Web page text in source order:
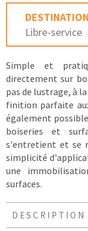
DESTINATION
Libre-service
Simple et
directement sur
pas de lustrage, à
finition parfaite
également
boiseries et
s'entretient et se
simplicité
une
surfaces.